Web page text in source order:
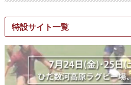
特設サイト一覧